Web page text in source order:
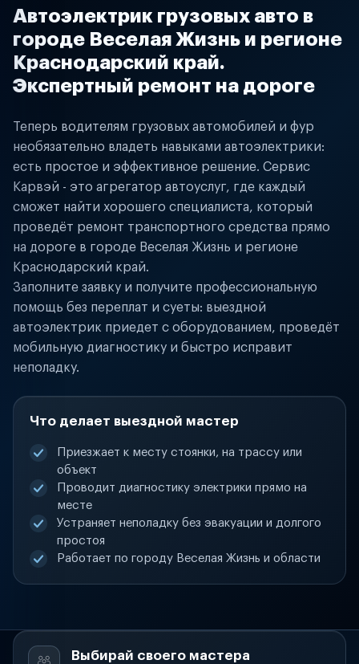
Автоэлектрик грузовых авто в
городе Веселая Жизнь и регионе
Краснодарский край.
Экспертный ремонт на дороге
Теперь водителям грузовых автомобилей и фур
необязательно владеть навыками автоэлектрики:
есть простое и эффективное решение. Сервис
Карвэй - это агрегатор автоуслуг, где каждый
сможет найти хорошего специалиста, который
проведёт ремонт транспортного средства прямо
на дороге в городе Веселая Жизнь и регионе
Краснодарский край.
Заполните заявку и получите профессиональную
помощь без переплат и суеты: выездной
автоэлектрик приедет с оборудованием, проведёт
мобильную диагностику и быстро исправит
неполадку.
Что делает выездной мастер
Приезжает к месту стоянки, на трассу или
объект
Проводит диагностику электрики прямо на
месте
Устраняет неполадку без эвакуации и долгого
простоя
Работает по городу Веселая Жизнь и области
Выбирай своего мастера